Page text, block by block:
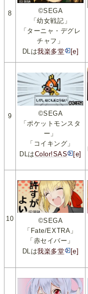
8
©SEGA
「幼女戦記」
「ターニャ・デグレ
チャフ」
DLは我楽多堂 [e]
9
©SEGA
「ポケットモンスタ
ー」
「コイキング」
DLはColor!SAS [e]
10
©SEGA
「Fate/EXTRA」
「赤セイバー」
DLは我楽多堂 [e]